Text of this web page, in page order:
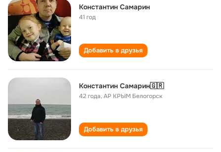
Константин Самарин
41 год
Добавить в друзья
Константин Самарин🇬🇷
42 года,АР КРЫМ Белогорск
Добавить в друзья